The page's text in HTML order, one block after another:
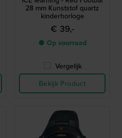
28 mm Kunststof quartz
kinderhorloge
€ 39,-
● Op voorraad
Vergelijk
Bekijk Product